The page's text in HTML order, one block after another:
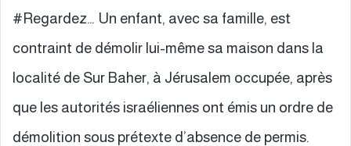
#Regardez… Un enfant, avec sa famille, est
contraint de démolir lui-même sa maison dans la
localité de Sur Baher, à Jérusalem occupée, après
que les autorités israéliennes ont émis un ordre de
démolition sous prétexte d’absence de permis.